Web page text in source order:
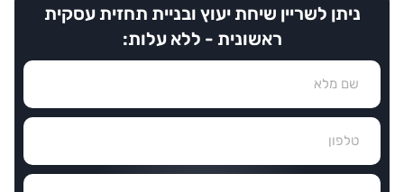
ניתן לשריין שיחת יעוץ ובניית תחזית עסקית
ראשונית - ללא עלות: